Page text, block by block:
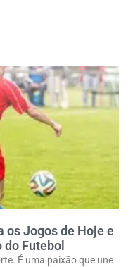
os Jogos de Hoje e
Futebol
É uma paixão que une